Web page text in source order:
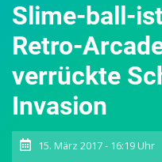
Slime-ball-
Retro-
verrückte
Invasion
15. März 2017 - 16:19 Uhr